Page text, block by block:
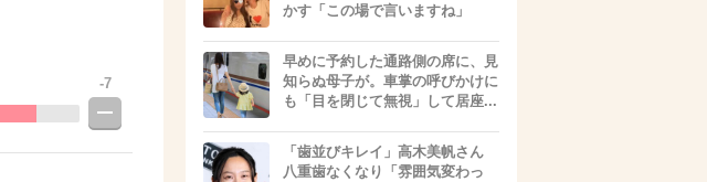
-7
かす「この場で言いますね」
早めに予約した通路側の席に、見
知らぬ母子が。車掌の呼びかけに
も「目を閉じて無視」して居座...
「歯並びキレイ」高木美帆さん
八重歯なくなり「雰囲気変わっ